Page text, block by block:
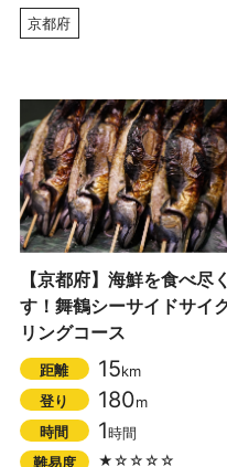
京都府
【京都府】海鮮を食べ尽く
す！舞鶴シーサイドサイ
リングコース
距離 15km
登り
180m
時間
1時間
難易度
★☆☆☆☆